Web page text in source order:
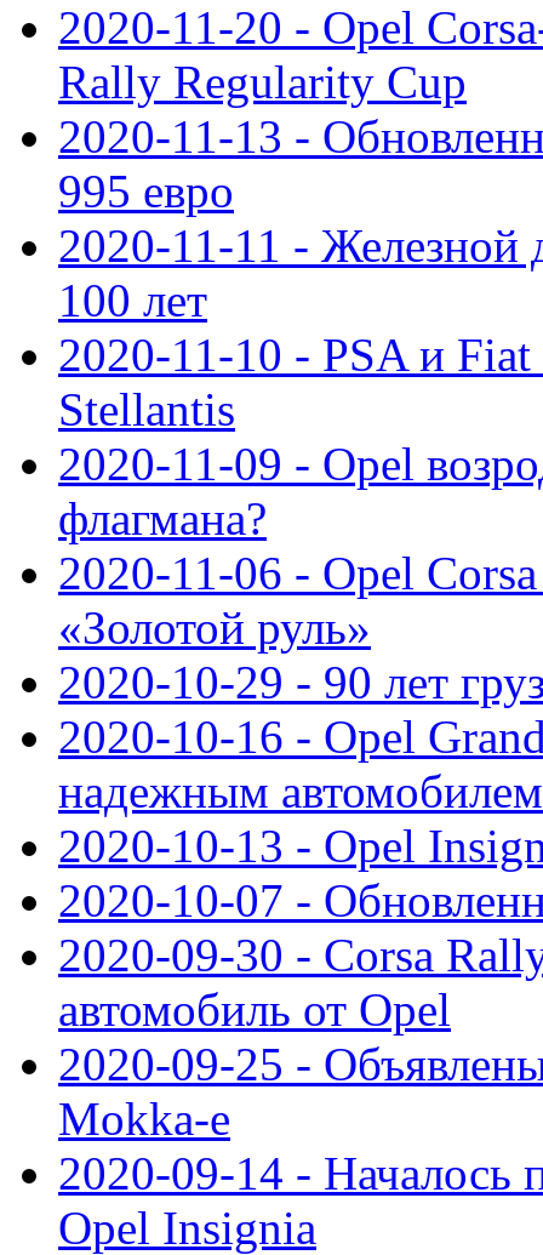
2020-11-20 - Opel
Rally Regularity Cup
2020-11-13 -
995 евро
2020-11-11 - Железной
100 лет
2020-11-10 - PSA и Fiat
Stellantis
2020-11-09 - Opel
флагмана?
2020-11-06 - Opel
«Золотой руль»
2020-10-29 - 90 лет
2020-10-16 - Opel
надежным автомобилем
2020-10-13 - Opel
2020-10-07 -
2020-09-30 - Corsa
автомобиль от Opel
2020-09-25 -
Mokka-e
2020-09-14 - Началось
Opel Insignia